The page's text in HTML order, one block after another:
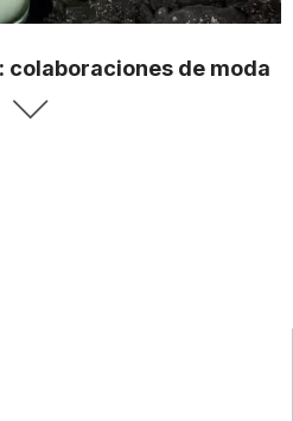
colaboraciones de moda